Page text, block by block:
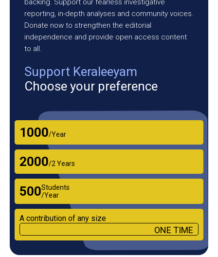
reporting, in-depth analyses and community voices.
Donate now to strengthen the editorial
independence and provide open access content
to all.
Support Keraleeyam
Choose your preference
₹1000/Year
₹2000/2 Years
₹500Students
/Year
A contribution of any size
ONE TIME